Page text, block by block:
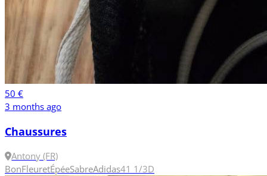
50 €
3 months ago
Chaussures
Antony (FR)
BonFleuretÉpéeSabreAdidas41 1/3D